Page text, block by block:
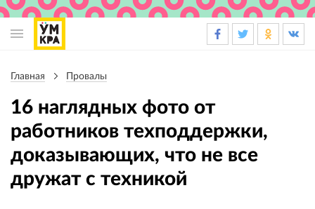
навигации
Главная Провалы
16 наглядных фото от
работников техподдержки,
доказывающих, что не все
дружат с техникой